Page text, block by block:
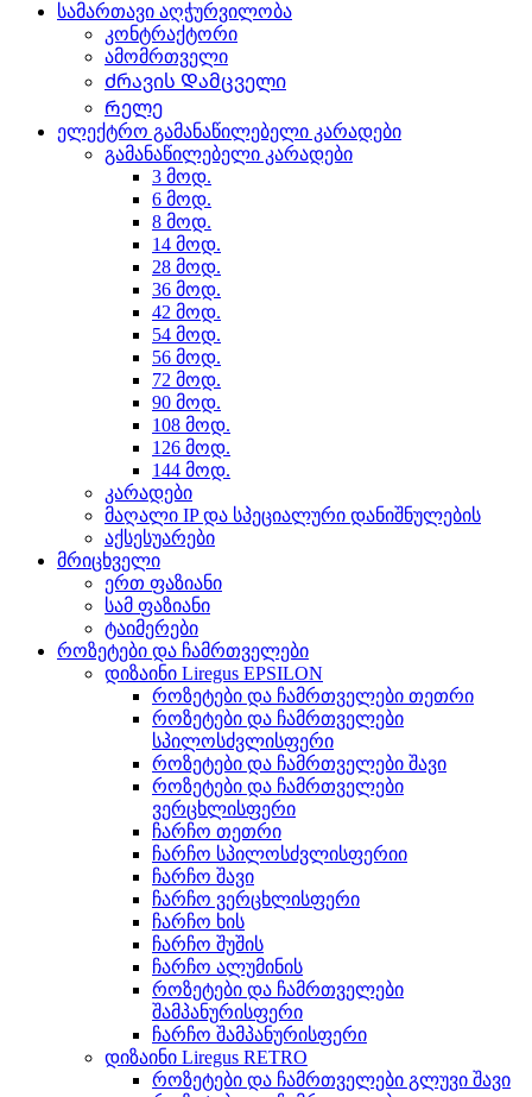
სამართავი აღჭურვილობა
კონტრაქტორი
ამომრთველი
Ძრავის Დამცველი
Რელე
ელექტრო გამანაწილებელი კარადები
გამანაწილებელი კარადები
3 მოდ.
6 მოდ.
8 მოდ.
14 მოდ.
28 მოდ.
36 მოდ.
42 მოდ.
54 მოდ.
56 მოდ.
72 მოდ.
90 მოდ.
108 მოდ.
126 მოდ.
144 მოდ.
კარადები
მაღალი IP და სპეციალური დანიშნულების
აქსესუარები
მრიცხველი
ერთ ფაზიანი
სამ ფაზიანი
ტაიმერები
როზეტები და ჩამრთველები
დიზაინი Liregus EPSILON
როზეტები და ჩამრთველები თეთრი
როზეტები და ჩამრთველები
სპილოსძვლისფერი
როზეტები და ჩამრთველები შავი
როზეტები და ჩამრთველები
ვერცხლისფერი
ჩარჩო თეთრი
ჩარჩო სპილოსძვლისფერიი
ჩარჩო შავი
ჩარჩო ვერცხლისფერი
ჩარჩო ხის
ჩარჩო შუშის
ჩარჩო ალუმინის
როზეტები და ჩამრთველები
შამპანურისფერი
ჩარჩო შამპანურისფერი
დიზაინი Liregus RETRO
როზეტები და ჩამრთველები გლუვი შავი